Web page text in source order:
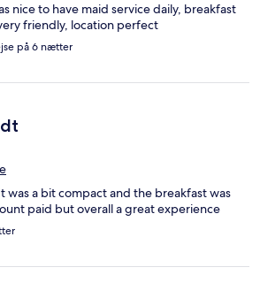
nice to have maid service daily, breakfast
friendly, location perfect
på 6 nætter
was a bit compact and the breakfast was
paid but overall a great experience